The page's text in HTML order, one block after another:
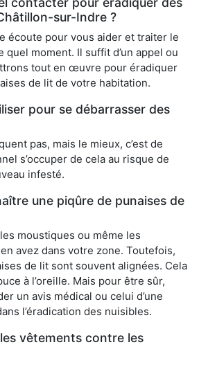
sur-Indre ?
écoute pour vous aider et traiter le
quel moment. Il suffit d’un appel ou
tout en œuvre pour éradiquer
de lit de votre habitation.
pour se débarrasser des
pas, mais le mieux, c’est de
s’occuper de cela au risque de
infesté.
une piqûre de punaises de
moustiques ou même les
avez dans votre zone. Toutefois,
de lit sont souvent alignées. Cela
à l’oreille. Mais pour être sûr,
un avis médical ou celui d’une
l’éradication des nuisibles.
vêtements contre les